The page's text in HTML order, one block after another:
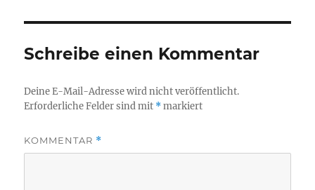
Schreibe einen Kommentar
Deine E-Mail-Adresse wird nicht veröffentlicht.
Erforderliche Felder sind mit *markiert
KOMMENTAR *